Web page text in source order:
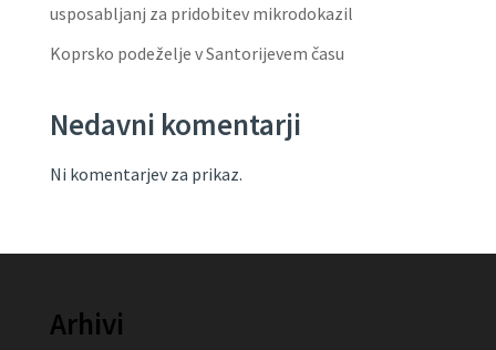
usposabljanj za pridobitev mikrodokazil
Koprsko podeželje v Santorijevem času
Nedavni komentarji
Ni komentarjev za prikaz.
Arhivi